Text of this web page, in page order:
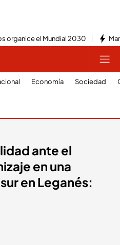
organice el Mundial 2030
Economía Sociedad
ante el
en una
en Leganés: